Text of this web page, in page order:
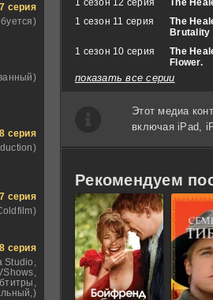
1 сезон 11 серия
The
Brutality
1 сезон 10 серия
The
Flower.
показать все серии
Этот медиа
включая iPad,
Рекомендуем
7 серия
8 серия
7 серия
8 серия
Studio,